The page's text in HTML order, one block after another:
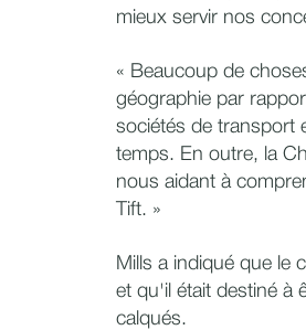
mieux servir nos
« Beaucoup de
géographie par
sociétés de transport
temps. En outre, la
nous aidant à
Tift. »
Mills a indiqué que le
et qu'il était destiné à
calqués.